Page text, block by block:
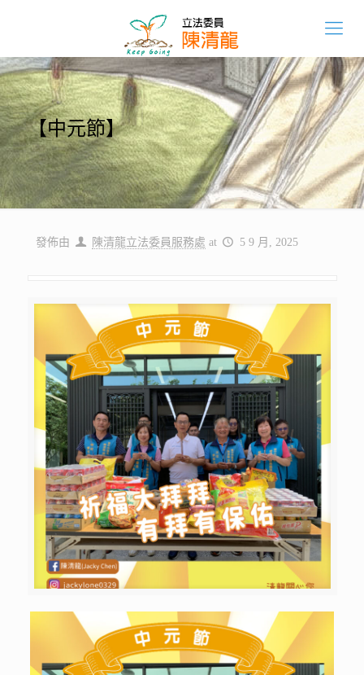
【中元節】
發佈由 陳清龍立法委員服務處 at 5 9 月, 2025